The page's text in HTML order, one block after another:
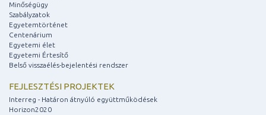
Minőségügy
Szabályzatok
Egyetemtörténet
Centenárium
Egyetemi élet
Egyetemi Értesítő
Belső visszaélés-bejelentési rendszer
FEJLESZTÉSI PROJEKTEK
Interreg - Határon átnyúló együttműködések
Horizon2020